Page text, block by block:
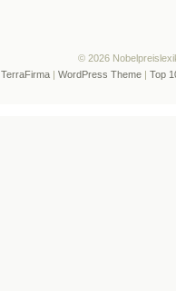
© 2026
TerraFirma| WordPress Theme| Top